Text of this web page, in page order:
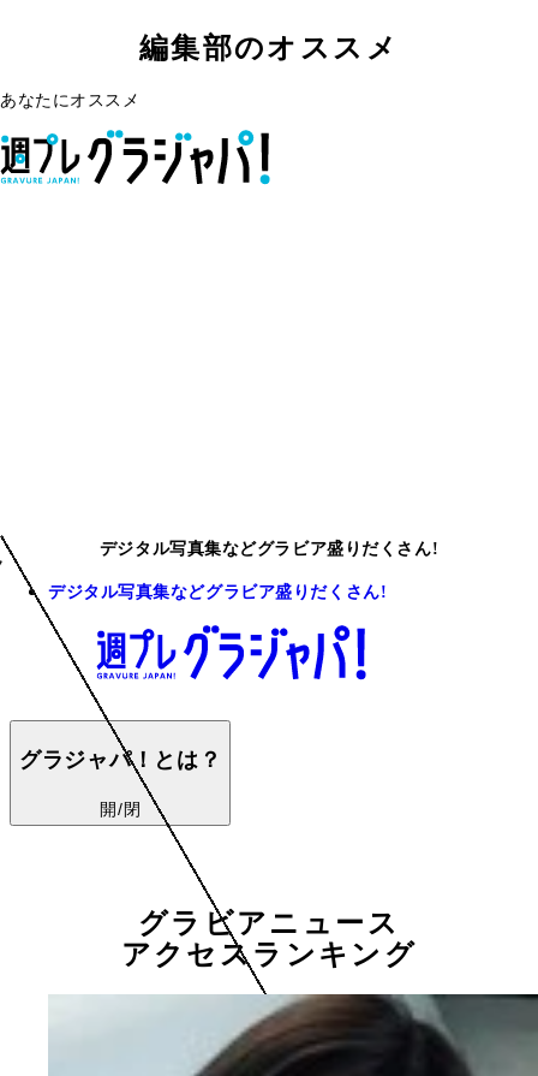
編集部のオススメ
あなたにオススメ
デジタル写真集などグラビア盛りだくさん!
デジタル写真集などグラビア盛りだくさん!
グラジャパ！とは？
開/閉
グラビアニュース
アクセスランキング